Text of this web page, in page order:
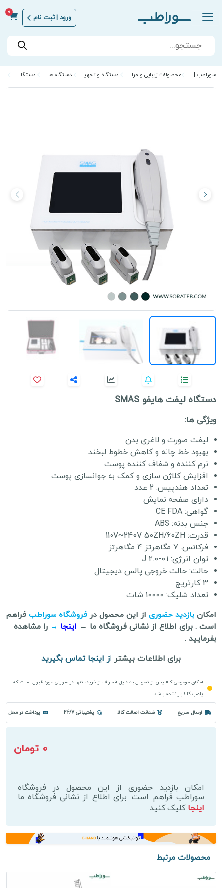
ورود | ثبت نام
0
Products
search
سوراطب | Sora Teb محصولات زیبایی و مراقبت از پوست دستگاه و تجهیزات زیبایی دستگاه های زیبایی دستگاه هایفو
دستگاه لیفت هایفو SMAS
ویژگی ها:
لیفت صورت و لاغری بدن
بهبود خط چانه و کاهش خطوط لبخند
نرم کننده و شفاف کننده پوست
افزایش کلاژن سازی و کمک به جوانسازی پوست
تعداد هندپیس: 2 عدد
دارای صفحه نمایش
گواهی: CE FDA
جنس بدنه: ABS
قدرت: 110V~240V 50ZH/60ZH
فرکانس: 7 مگاهرتز 4 مگاهرتز
توان انرژی: 0.1-2.0 J
حالت: حالت خروجی پالس دیجیتال
3 کارتریج
تعداد شلیک: 10000 شات
امکان بازدید حضوری از این محصول در فروشگاه سوراطب فراهم
است . برای اطلاع از نشانی فروشگاه ما ← اینجا → را مشاهده
بفرمایید .
برای اطلاعات بیشتر از اینجا تماس بگیرید
امکان مرجوعی کالا پس از تحویل به دلیل انصراف از خرید، تنها در صورتی مورد قبول است که
پلمپ کالا باز نشده باشد.
ارسال سریع ضمانت اصالت کالا پشتیباتی 24/7 پرداخت در محل
0 تومان
امکان بازدید حضوری از این محصول در فروشگاه
سوراطب فراهم است. برای اطلاع از نشانی فروشگاه ما
اینجا کلیک کنید.
محصولات مرتبط